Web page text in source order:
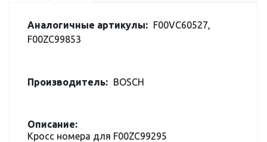
Аналогичные артикулы: F00VC60527,
F00ZC99853
Производитель: BOSCH
Описание:
Кросс номера для F00ZC99295